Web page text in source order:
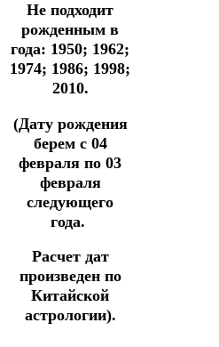
Не подходит
рожденным в
года: 1950; 1962;
1974; 1986; 1998;
2010.
(Дату рождения
берем с 04
февраля по 03
февраля
следующего
года.
Расчет дат
произведен по
Китайской
астрологии).